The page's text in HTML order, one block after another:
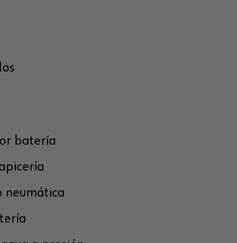
batería
neumática